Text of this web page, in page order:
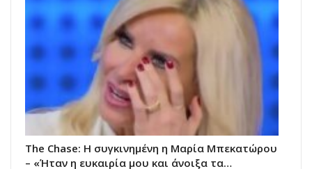
The Chase: Η συγκινημένη η Μαρία Μπεκατώρου
– «Ήταν η ευκαιρία μου και άνοιξα τα…